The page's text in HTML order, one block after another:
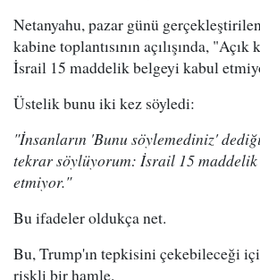
Netanyahu, pazar günü
kabine toplantısının açılışında,
İsrail 15 maddelik belgeyi kabul
Üstelik bunu iki kez söyledi:
"İnsanların 'Bunu söylemediniz'
tekrar söylüyorum: İsrail 15
etmiyor."
Bu ifadeler oldukça net.
Bu, Trump'ın tepkisini çekebileceği
riskli bir hamle.